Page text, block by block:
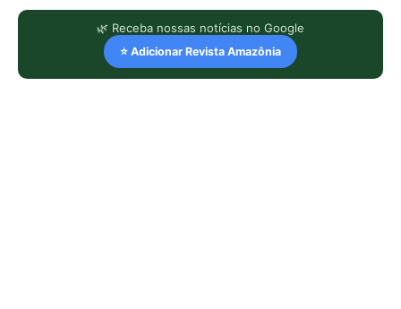
🌿 Receba nossas notícias no Google
⭐ Adicionar Revista Amazônia